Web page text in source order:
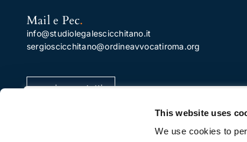
This website uses
We use cookies to
Utilizziamo i cookie per migliorare la tua esperienza
Mail e Pec.
info@studiolegalescicchitano.it
sergioscicchitano@ordineavvocatiroma.org
pagina contatti